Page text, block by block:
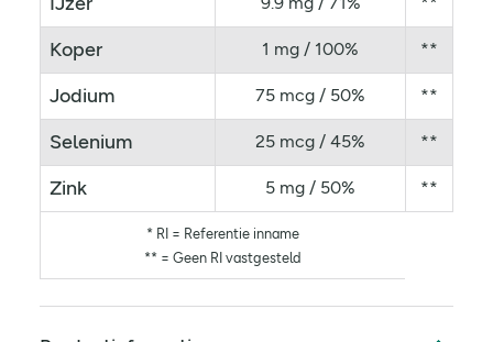
Koper 1 mg / 100% **
Jodium 75 mcg / 50% **
Selenium 25 mcg / 45% **
Zink 5 mg / 50% **
* RI = Referentie inname
** = Geen RI vastgesteld